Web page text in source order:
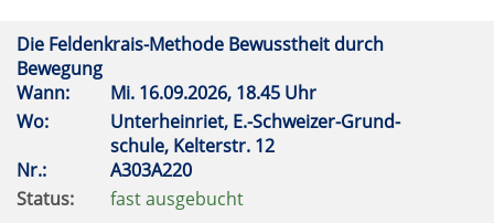
Die Feldenkrais-Methode Bewusstheit durch
Bewegung
Wann:
Mi. 16.09.2026, 18.45 Uhr
Wo:
Unterheinriet, E.-Schweizer-Grund-
schule, Kelterstr. 12
Nr.:
A303A220
Status:
fast ausgebucht